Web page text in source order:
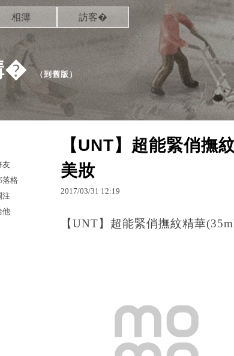
� （到舊版 ）
相簿 訪客�
【UNT】超能緊俏撫
美妝
2017/03/31 12:19
【UNT】超能緊俏撫紋精華
友
落格
注
他